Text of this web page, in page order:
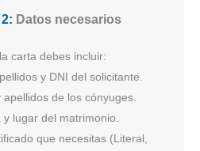
Datos necesarios
carta debes incluir:
y DNI del solicitante.
apellidos de los cónyuges.
y lugar del matrimonio.
que necesitas (Literal,